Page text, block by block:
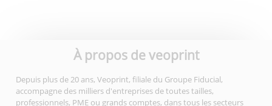
À propos de veoprint
Depuis plus de 20 ans, Veoprint, filiale du Groupe Fiducial,
accompagne des milliers d'entreprises de toutes tailles,
professionnels, PME ou grands comptes, dans tous les secteurs